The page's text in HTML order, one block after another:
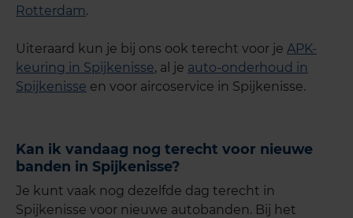
Rotterdam.
Uiteraard kun je bij ons ook terecht voor je APK-
keuring in Spijkenisse, al je auto-onderhoud in
Spijkenisse en voor aircoservice in Spijkenisse.
Kan ik vandaag nog terecht voor nieuwe
banden in Spijkenisse?
Je kunt vaak nog dezelfde dag terecht in
Spijkenisse voor nieuwe autobanden. Bij het